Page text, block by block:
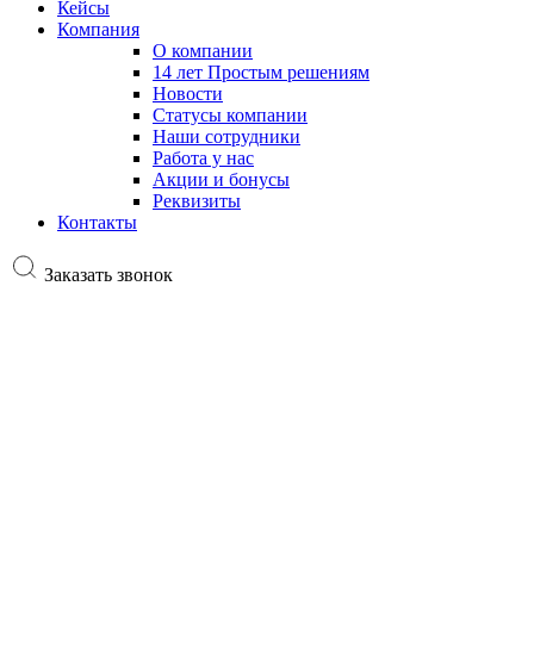
Кейсы
Компания
О компании
14 лет Простым решениям
Новости
Статусы компании
Наши сотрудники
Работа у нас
Акции и бонусы
Реквизиты
Контакты
Заказать звонок